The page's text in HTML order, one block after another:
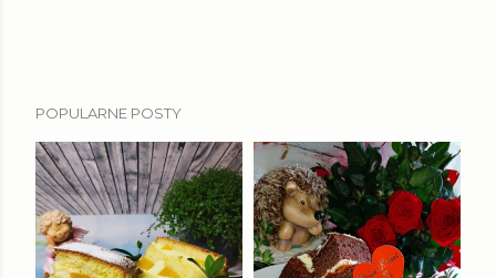
POPULARNE POSTY